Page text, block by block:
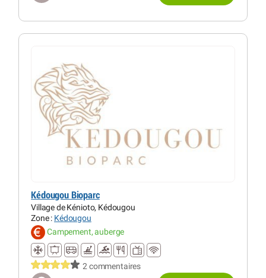
Kédougou Bioparc
Village de Kénioto, Kédougou
Zone : Kédougou
Campement, auberge
2 commentaires